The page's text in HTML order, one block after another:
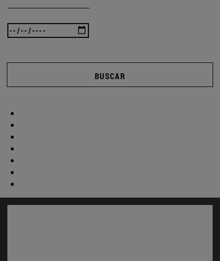
BUSCAR